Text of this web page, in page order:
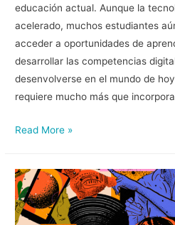
educación actual. Aunque la
acelerado, muchos estudiantes
acceder a oportunidades de
desarrollar las competencias
desenvolverse en el mundo de
requiere mucho más que
Read More »